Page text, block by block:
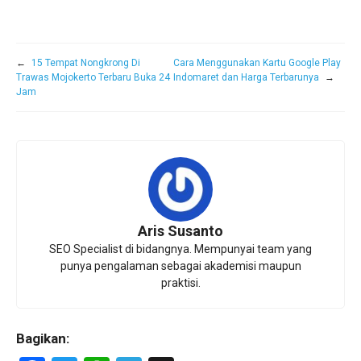
←
15 Tempat Nongkrong Di
Trawas Mojokerto Terbaru Buka 24
Jam
Cara Menggunakan Kartu Google Play
Indomaret dan Harga Terbarunya
→
Aris Susanto
SEO Specialist di bidangnya. Mempunyai team yang
punya pengalaman sebagai akademisi maupun
praktisi.
Bagikan: